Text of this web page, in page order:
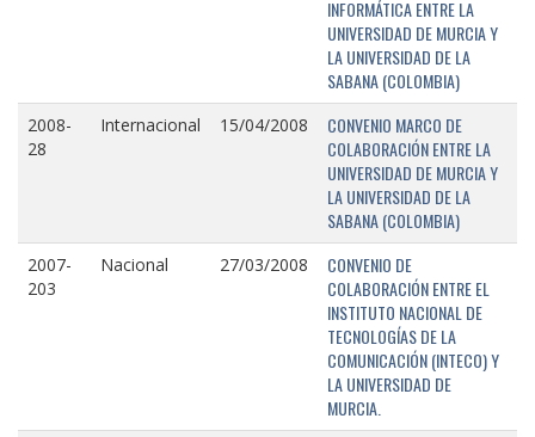
INFORMÁTICA ENTRE LA
UNIVERSIDAD DE MURCIA Y
LA UNIVERSIDAD DE LA
SABANA (COLOMBIA)
2008-
28
Internacional 15/04/2008
CONVENIO MARCO DE
COLABORACIÓN ENTRE LA
UNIVERSIDAD DE MURCIA Y
LA UNIVERSIDAD DE LA
SABANA (COLOMBIA)
2007-
203
Nacional 27/03/2008
CONVENIO DE
COLABORACIÓN ENTRE EL
INSTITUTO NACIONAL DE
TECNOLOGÍAS DE LA
COMUNICACIÓN (INTECO) Y
LA UNIVERSIDAD DE
MURCIA.